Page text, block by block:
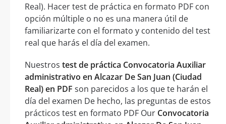
Real). Hacer test de práctica en formato PDF con
opción múltiple o no es una manera útil de
familiarizarte con el formato y contenido del test
real que harás el día del examen.
Nuestros test de práctica Convocatoria Auxiliar
administrativo en Alcazar De San Juan (Ciudad
Real) en PDF son parecidos a los que te harán el
día del examen De hecho, las preguntas de estos
prácticos test en formato PDF Our Convocatoria